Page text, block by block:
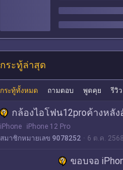
กระทู้ล่าสุด
กระทู้ทั้งหมด ถามตอบ พูดคุย รีวิว
กล้องไอโฟน12proค้างหลัง
iPhone
iPhone 12 Pro
สมาชิกหมายเลข 9078252
6 ต.ค. 2568
ขอบจอ